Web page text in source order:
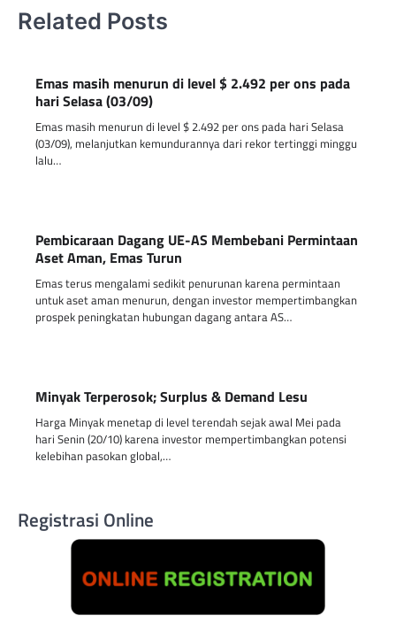
Related Posts
Emas masih menurun di level $ 2.492 per ons pada
hari Selasa (03/09)
Emas masih menurun di level $ 2.492 per ons pada hari Selasa
(03/09), melanjutkan kemundurannya dari rekor tertinggi minggu
lalu…
Pembicaraan Dagang UE-AS Membebani Permintaan
Aset Aman, Emas Turun
Emas terus mengalami sedikit penurunan karena permintaan
untuk aset aman menurun, dengan investor mempertimbangkan
prospek peningkatan hubungan dagang antara AS…
Minyak Terperosok; Surplus & Demand Lesu
Harga Minyak menetap di level terendah sejak awal Mei pada
hari Senin (20/10) karena investor mempertimbangkan potensi
kelebihan pasokan global,…
Registrasi Online